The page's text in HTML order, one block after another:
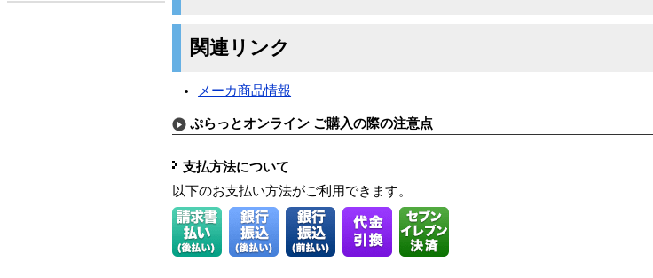
関連リンク
メーカ商品情報
ぷらっとオンライン ご購入の際の注意点
支払方法について
以下のお支払い方法がご利用できます。